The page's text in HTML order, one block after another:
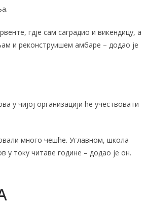
гдје сам саградио и викендицу, а
и реконструишем амбаре – додао је
у чијој организацији ће учествовати
много чешће. Углавном, школа
у току читаве године – додао је он.